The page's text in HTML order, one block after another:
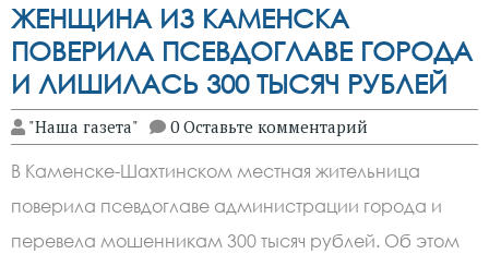
ЖЕНЩИНА ИЗ КАМЕНСКА
ПОВЕРИЛА ПСЕВДОГЛАВЕ ГОРОДА
И ЛИШИЛАСЬ 300 ТЫСЯЧ РУБЛЕЙ
"Наша газета" 0 Оставьте комментарий
В Каменске-Шахтинском местная жительница
поверила псевдоглаве администрации города и
перевела мошенникам 300 тысяч рублей. Об этом